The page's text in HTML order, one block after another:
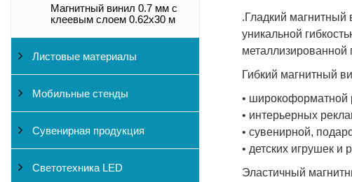
Магнитный винил 0.7 мм с
клеевым слоем 0.62x30 м
Листовые материалы
Мобильные стенды
Сувенирная продукция
Светотехника LED
.Гладкий магнитный
уникальной
металлизированной
Гибкий магнитный
• широкоформатной
• интерьерных
• сувенирной,
• детских игрушек
Эластичный